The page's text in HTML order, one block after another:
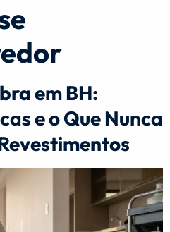
em BH:
e o Que Nunca